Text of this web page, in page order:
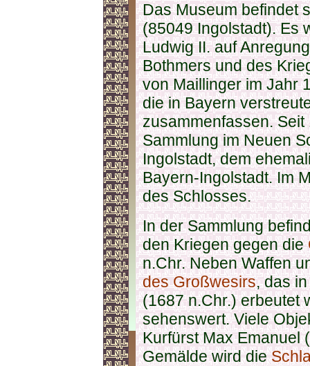
Das Museum befindet
(85049 Ingolstadt). Es
Ludwig II. auf
Bothmers und des
von Maillinger im Jahr
die in Bayern
zusammenfassen.
Sammlung im Neuen
Ingolstadt, dem
Bayern-Ingolstadt. Im
des Schlosses.
In der Sammlung
den Kriegen gegen die
n.Chr. Neben Waffen
des Großwesirs, das
(1687 n.Chr.) erbeutet
sehenswert. Viele
Kurfürst Max Emanuel
Gemälde wird die